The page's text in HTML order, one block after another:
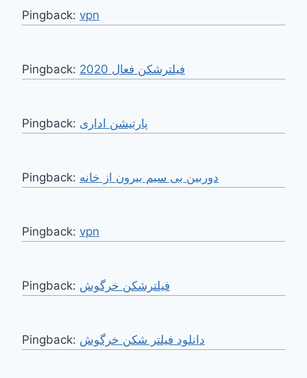
Pingback: vpn
Pingback: فیلترشکن فعال 2020
Pingback: پارتیشن اداری
Pingback: دوربین بی سیم بیرون از خانه
Pingback: vpn
Pingback: فیلترشکن خرگوش
Pingback: دانلود فیلتر شکن خرگوش